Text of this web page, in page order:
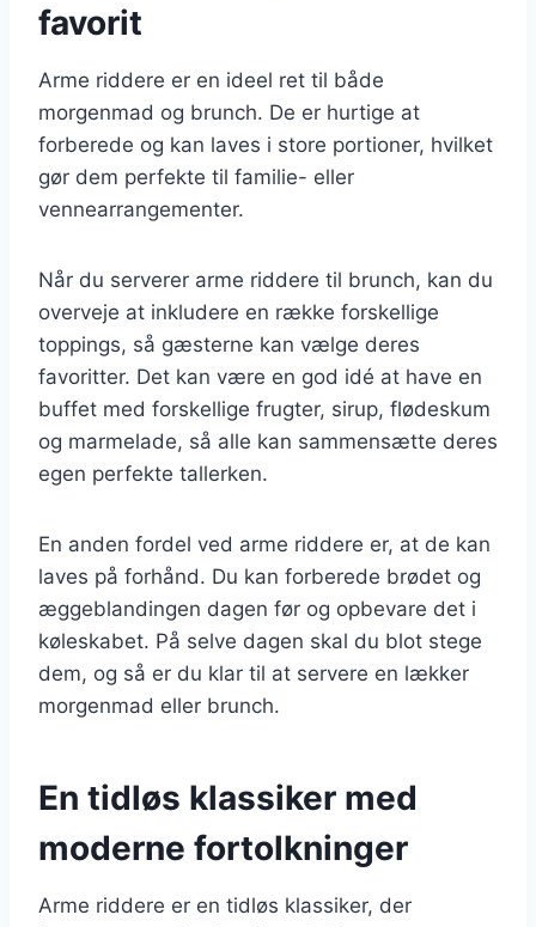
favorit
Arme riddere er en ideel ret til både
morgenmad og brunch. De er hurtige at
forberede og kan laves i store portioner, hvilket
gør dem perfekte til familie- eller
vennearrangementer.
Når du serverer arme riddere til brunch, kan du
overveje at inkludere en række forskellige
toppings, så gæsterne kan vælge deres
favoritter. Det kan være en god idé at have en
buffet med forskellige frugter, sirup, flødeskum
og marmelade, så alle kan sammensætte deres
egen perfekte tallerken.
En anden fordel ved arme riddere er, at de kan
laves på forhånd. Du kan forberede brødet og
æggeblandingen dagen før og opbevare det i
køleskabet. På selve dagen skal du blot stege
dem, og så er du klar til at servere en lækker
morgenmad eller brunch.
En tidløs klassiker med
moderne fortolkninger
Arme riddere er en tidløs klassiker, der